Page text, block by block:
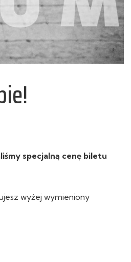
specjalną cenę biletu
wyżej wymieniony